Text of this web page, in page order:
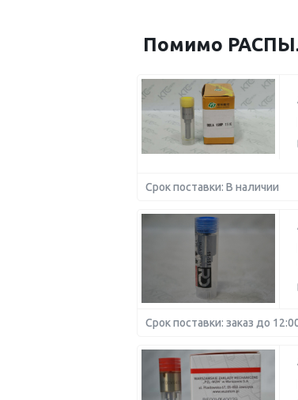
Помимо
Срок поставки: В наличии
Срок поставки: заказ до